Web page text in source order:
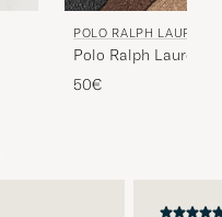
POLO RALPH LAUREN
Polo Ralph Lauren6-
Performance Crew
50€